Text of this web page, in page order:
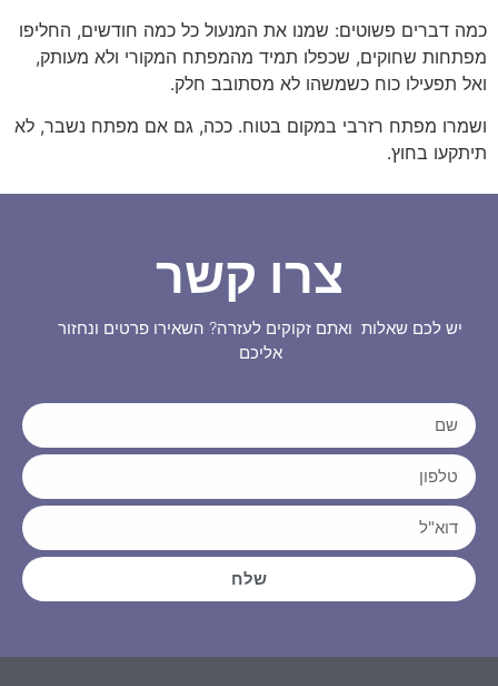
כמה דברים פשוטים: שמנו את המנעול כל כמה חודשים, החליפו
מפתחות שחוקים, שכפלו תמיד מהמפתח המקורי ולא מעותק,
ואל תפעילו כוח כשמשהו לא מסתובב חלק.
ושמרו מפתח רזרבי במקום בטוח. ככה, גם אם מפתח נשבר, לא
תיתקעו בחוץ.
צרו קשר
יש לכם שאלות ואתם זקוקים לעזרה? השאירו פרטים ונחזור
אליכם
שלח